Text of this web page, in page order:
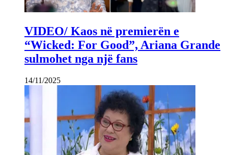
VIDEO/ Kaos në premierën e
“Wicked: For Good”, Ariana Grande
sulmohet nga një fans
14/11/2025